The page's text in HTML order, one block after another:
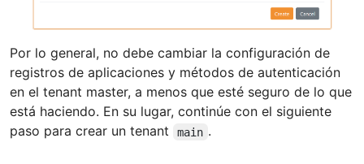
Por lo general, no debe cambiar la configuración de
registros de aplicaciones y métodos de autenticación
en el tenant master, a menos que esté seguro de lo que
está haciendo. En su lugar, continúe con el siguiente
paso para crear un tenant
main .